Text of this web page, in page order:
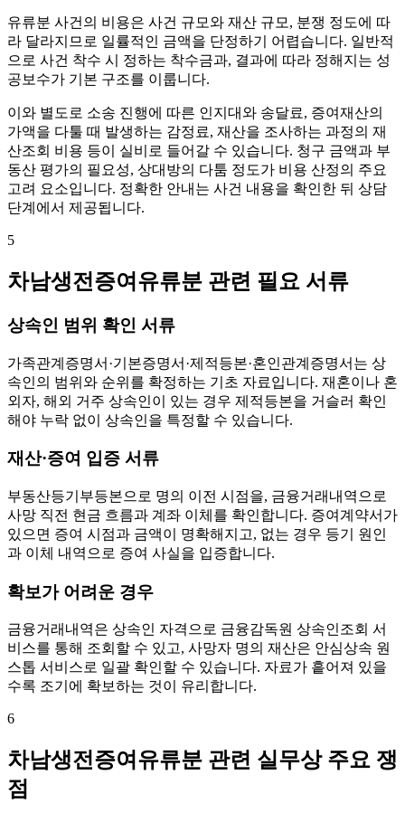
유류분 사건의 비용은 사건 규모와 재산 규모, 분쟁 정도에 따
라 달라지므로 일률적인 금액을 단정하기 어렵습니다. 일반적
으로 사건 착수 시 정하는 착수금과, 결과에 따라 정해지는 성
공보수가 기본 구조를 이룹니다.
이와 별도로 소송 진행에 따른 인지대와 송달료, 증여재산의
가액을 다툴 때 발생하는 감정료, 재산을 조사하는 과정의 재
산조회 비용 등이 실비로 들어갈 수 있습니다. 청구 금액과 부
동산 평가의 필요성, 상대방의 다툼 정도가 비용 산정의 주요
고려 요소입니다. 정확한 안내는 사건 내용을 확인한 뒤 상담
단계에서 제공됩니다.
5
차남생전증여유류분 관련 필요 서류
상속인 범위 확인 서류
가족관계증명서·기본증명서·제적등본·혼인관계증명서는 상
속인의 범위와 순위를 확정하는 기초 자료입니다. 재혼이나 혼
외자, 해외 거주 상속인이 있는 경우 제적등본을 거슬러 확인
해야 누락 없이 상속인을 특정할 수 있습니다.
재산·증여 입증 서류
부동산등기부등본으로 명의 이전 시점을, 금융거래내역으로
사망 직전 현금 흐름과 계좌 이체를 확인합니다. 증여계약서가
있으면 증여 시점과 금액이 명확해지고, 없는 경우 등기 원인
과 이체 내역으로 증여 사실을 입증합니다.
확보가 어려운 경우
금융거래내역은 상속인 자격으로 금융감독원 상속인조회 서
비스를 통해 조회할 수 있고, 사망자 명의 재산은 안심상속 원
스톱 서비스로 일괄 확인할 수 있습니다. 자료가 흩어져 있을
수록 조기에 확보하는 것이 유리합니다.
6
차남생전증여유류분 관련 실무상 주요 쟁
점